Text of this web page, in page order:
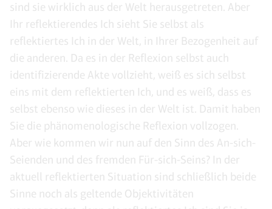
sind sie wirklich aus der Welt herausgetreten. Aber
Ihr reflektierendes Ich sieht Sie selbst als
reflektiertes Ich in der Welt, in Ihrer Bezogenheit auf
die anderen. Da es in der Reflexion selbst auch
identifizierende Akte vollzieht, weiß es sich selbst
eins mit dem reflektierten Ich, und es weiß, dass es
selbst ebenso wie dieses in der Welt ist. Damit haben
Sie die phänomenologische Reflexion vollzogen.
Aber wie kommen wir nun auf den Sinn des An-sich-
Seienden und des fremden Für-sich-Seins? In der
aktuell reflektierten Situation sind schließlich beide
Sinne noch als geltende Objektivitäten